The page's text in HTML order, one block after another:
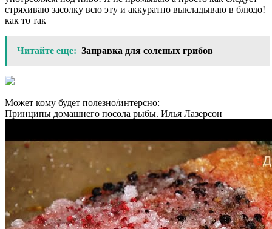
стряхиваю засолку всю эту и аккуратно выкладываю в блюдо!
как то так
Читайте еще: Заправка для соленых грибов
Может кому будет полезно/интерсно:
Принципы домашнего посола рыбы. Илья Лазерсон